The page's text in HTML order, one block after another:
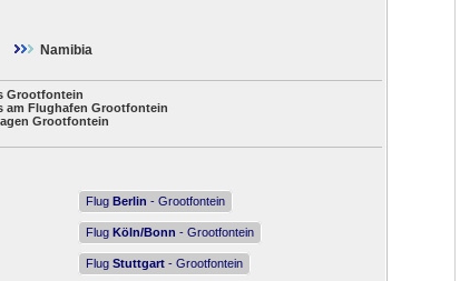
Namibia
Grootfontein
am Flughafen Grootfontein
Grootfontein
Flug Berlin - Grootfontein
Flug Köln/Bonn - Grootfontein
Flug Stuttgart - Grootfontein